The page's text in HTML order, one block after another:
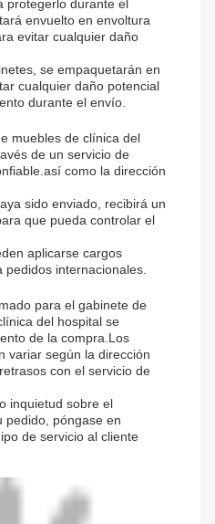
protegerlo durante el
envuelto en envoltura
evitar cualquier daño
se empaquetarán en
cualquier daño potencial
durante el envío.
muebles de clínica del
de un servicio de
como la dirección
sido enviado, recibirá un
que pueda controlar el
aplicarse cargos
internacionales.
para el gabinete de
del hospital se
de la compra.Los
variar según la dirección
con el servicio de
inquietud sobre el
pedido, póngase en
de servicio al cliente